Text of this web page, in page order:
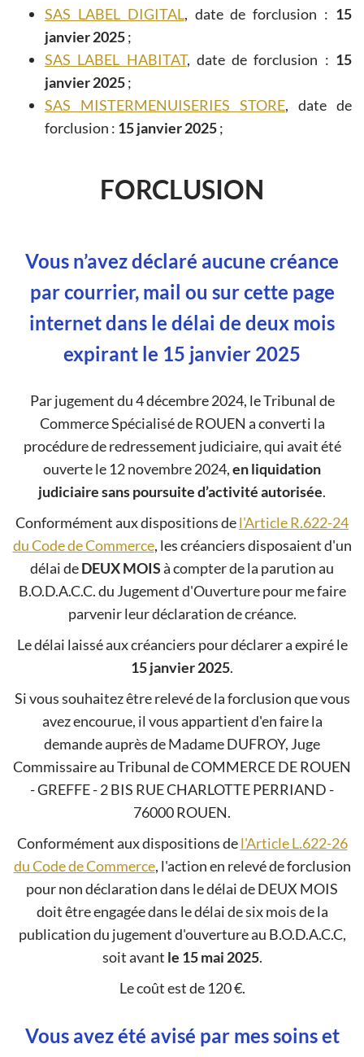
SAS LABEL DIGITAL, date de forclusion : 15
janvier 2025;
SAS LABEL HABITAT, date de forclusion : 15
janvier 2025;
SAS MISTERMENUISERIES STORE, date de
forclusion : 15 janvier 2025;
FORCLUSION
Vous n’avez déclaré aucune créance
par courrier, mail ou sur cette page
internet dans le délai de deux mois
expirant le 15 janvier 2025
Par jugement du 4 décembre 2024, le Tribunal de
Commerce Spécialisé de ROUEN a converti la
procédure de redressement judiciaire, qui avait été
ouverte le 12 novembre 2024,en liquidation
judiciaire sans poursuite d’activité autorisée.
Conformément aux dispositions del'Article R.622-24
du Code de Commerce, les créanciers disposaient d'un
délai deDEUX MOISà compter de la parution au
B.O.D.A.C.C. du Jugement d'Ouverture pour me faire
parvenir leur déclaration de créance.
Le délai laissé aux créanciers pour déclarer a expiré le
15 janvier 2025.
Si vous souhaitez être relevé de la forclusion que vous
avez encourue, il vous appartient d'en faire la
demande auprès de Madame DUFROY, Juge
Commissaire au Tribunal de COMMERCE DE ROUEN
- GREFFE - 2 BIS RUE CHARLOTTE PERRIAND -
76000 ROUEN.
Conformément aux dispositions del'Article L.622-26
du Code de Commerce, l'action en relevé de forclusion
pour non déclaration dans le délai de DEUX MOIS
doit être engagée dans le délai de six mois de la
publication du jugement d'ouverture au B.O.D.A.C.C,
soit avant le 15 mai 2025.
Le coût est de 120 €.
Vous avez été avisé par mes soins et